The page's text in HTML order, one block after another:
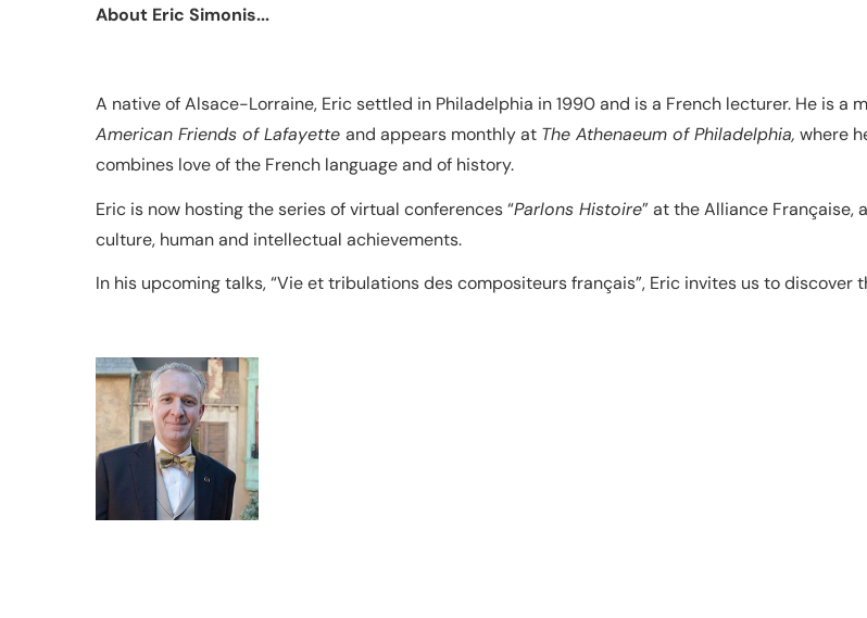
About Eric Simonis...
A native of Alsace-Lorraine, Eric settled in Philadelphia in 1990 and is a French lecturer. He is a
American Friends of Lafayette and appears monthly at The Athenaeum of Philadelphia, where
combines love of the French language and of history.
Eric is now hosting the series of virtual conferences “Parlons Histoire” at the Alliance
culture, human and intellectual achievements.
In his upcoming talks, “Vie et tribulations des compositeurs français”, Eric invites us to discover